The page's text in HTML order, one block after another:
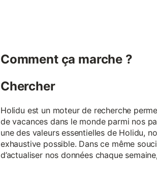
Comment ça marche ?
Chercher
Holidu est un moteur de recherche
de vacances dans le monde parmi nos
une des valeurs essentielles de Holidu,
exhaustive possible. Dans ce même
d’actualiser nos données chaque